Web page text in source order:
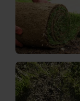
ein
Baumstumpf
Weg
steht,
hast
du
mehrere